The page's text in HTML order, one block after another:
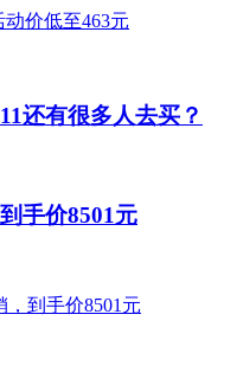
还有很多人去买？
手价8501元